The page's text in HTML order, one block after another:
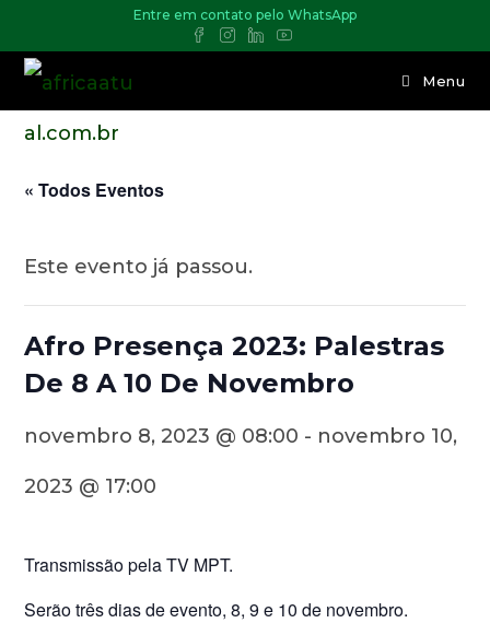
Entre em contato pelo WhatsApp
Menu
« Todos Eventos
Este evento já passou.
Afro Presença 2023: Palestras
De 8 A 10 De Novembro
novembro 8, 2023 @ 08:00 - novembro 10,
2023 @ 17:00
Transmissão pela TV MPT.
Serão três dias de evento, 8, 9 e 10 de novembro.